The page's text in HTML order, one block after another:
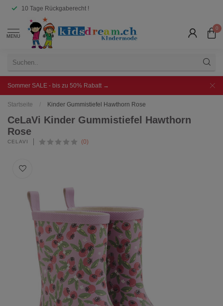
10 Tage Rückgaberecht !
MENU
0
Sommer SALE - bis zu 50% Rabatt →
Startseite / Kinder Gummistiefel Hawthorn Rose
CeLaVi Kinder Gummistiefel Hawthorn
Rose
CELAVI (0)